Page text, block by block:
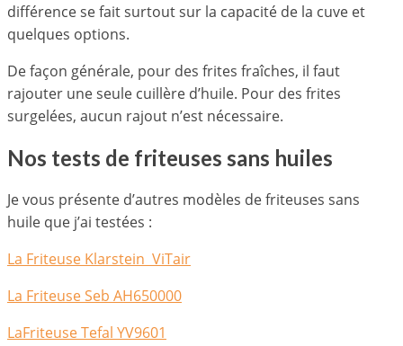
différence se fait surtout sur la capacité de la cuve et
quelques options.
De façon générale, pour des frites fraîches, il faut
rajouter une seule cuillère d’huile. Pour des frites
surgelées, aucun rajout n’est nécessaire.
Nos tests de friteuses sans huiles
Je vous présente d’autres modèles de friteuses sans
huile que j’ai testées :
La Friteuse Klarstein ViTair
La Friteuse Seb AH650000
LaFriteuse Tefal YV9601